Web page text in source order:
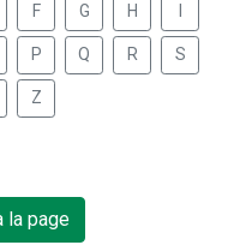
F G H
P Q R S
Z
la page